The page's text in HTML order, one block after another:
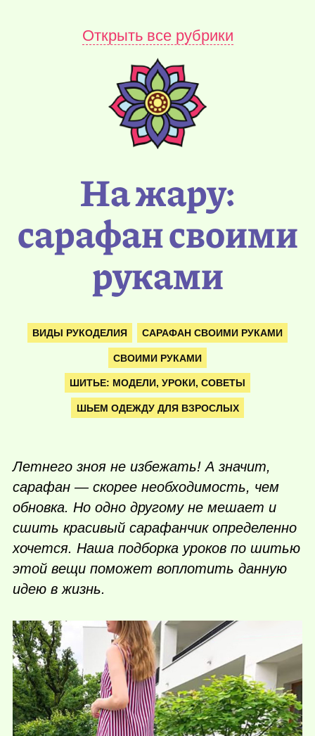
Открыть все рубрики
На жару:
сарафан своими
руками
ВИДЫ РУКОДЕЛИЯ САРАФАН СВОИМИ РУКАМИ
СВОИМИ РУКАМИ
ШИТЬЕ: МОДЕЛИ, УРОКИ, СОВЕТЫ
ШЬЕМ ОДЕЖДУ ДЛЯ ВЗРОСЛЫХ
Летнего зноя не избежать! А значит,
сарафан — скорее необходимость, чем
обновка. Но одно другому не мешает и
сшить красивый сарафанчик определенно
хочется. Наша подборка уроков по шитью
этой вещи поможет воплотить данную
идею в жизнь.